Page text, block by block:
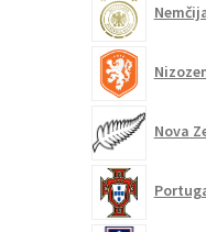
Nova